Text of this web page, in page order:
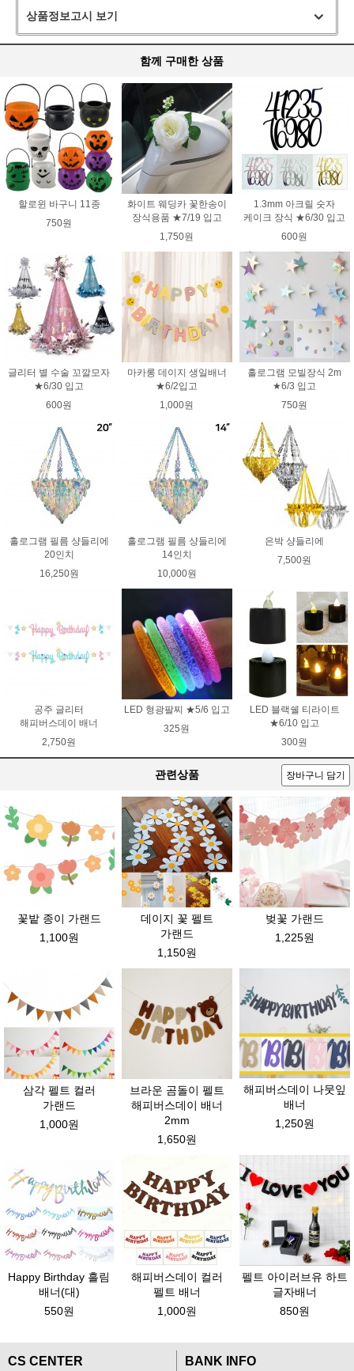
상품정보고시 보기
함께 구매한 상품
할로윈 바구니 11종
750원
화이트 웨딩카 꽃한송이
장식용품 ★7/19 입고
1,750원
1.3mm 아크릴 숫자
케이크 장식 ★6/30 입고
600원
글리터 별 수술 꼬깔모자
★6/30 입고
600원
마카롱 데이지 생일배너
★6/2입고
1,000원
홀로그램 모빌장식 2m
★6/3 입고
750원
홀로그램 필름 샹들리에
20인치
16,250원
홀로그램 필름 샹들리에
14인치
10,000원
은박 샹들리에
7,500원
공주 글리터
해피버스데이 배너
2,750원
LED 형광팔찌 ★5/6 입고
325원
LED 블랙쉘 티라이트
★6/10 입고
300원
관련상품 장바구니 담기
꽃밭 종이 가랜드
1,100원
데이지 꽃 펠트
가랜드
1,150원
벚꽃 가랜드
1,225원
삼각 펠트 컬러
가랜드
1,000원
브라운 곰돌이 펠트
해피버스데이 배너
2mm
1,650원
해피버스데이 나뭇잎
배너
1,250원
Happy Birthday 흘림
배너(대)
550원
해피버스데이 컬러
펠트 배너
1,000원
펠트 아이러브유 하트
글자배너
850원
CS CENTER BANK INFO